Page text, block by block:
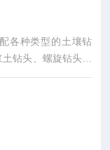
各种类型的土壤钻
钻头、螺旋钻头，
颗粒配备不同的工